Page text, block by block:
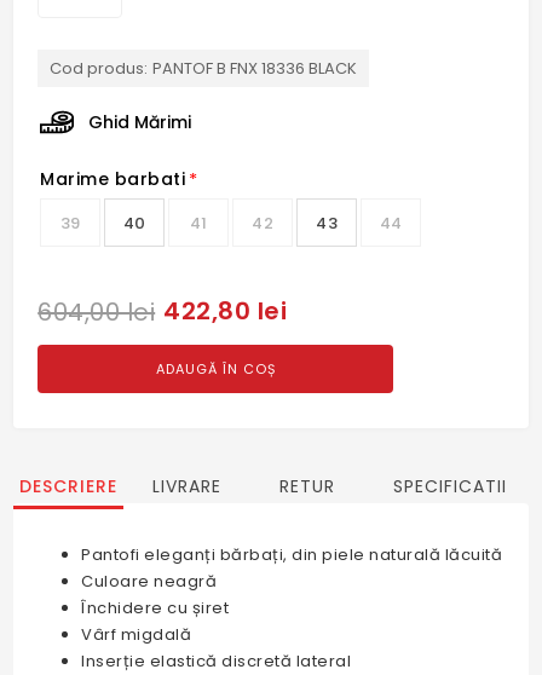
Cod produs: PANTOF B FNX 18336 BLACK
Ghid Mărimi
Marime barbati *
39 40 41 42 43 44
604,00 lei 422,80 lei
ADAUGĂ ÎN COȘ
DESCRIERE LIVRARE RETUR SPECIFICATII
Pantofi eleganți bărbați, din piele naturală lăcuită
Culoare neagră
Închidere cu șiret
Vârf migdală
Inserție elastică discretă lateral